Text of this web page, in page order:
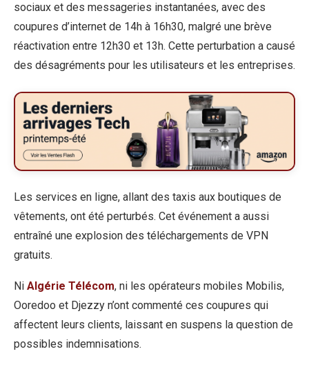
sociaux et des messageries instantanées, avec des
coupures d’internet de 14h à 16h30, malgré une brève
réactivation entre 12h30 et 13h. Cette perturbation a causé
des désagréments pour les utilisateurs et les entreprises.
Les services en ligne, allant des taxis aux boutiques de
vêtements, ont été perturbés. Cet événement a aussi
entraîné une explosion des téléchargements de VPN
gratuits.
Ni Algérie Télécom, ni les opérateurs mobiles Mobilis,
Ooredoo et Djezzy n’ont commenté ces coupures qui
affectent leurs clients, laissant en suspens la question de
possibles indemnisations.